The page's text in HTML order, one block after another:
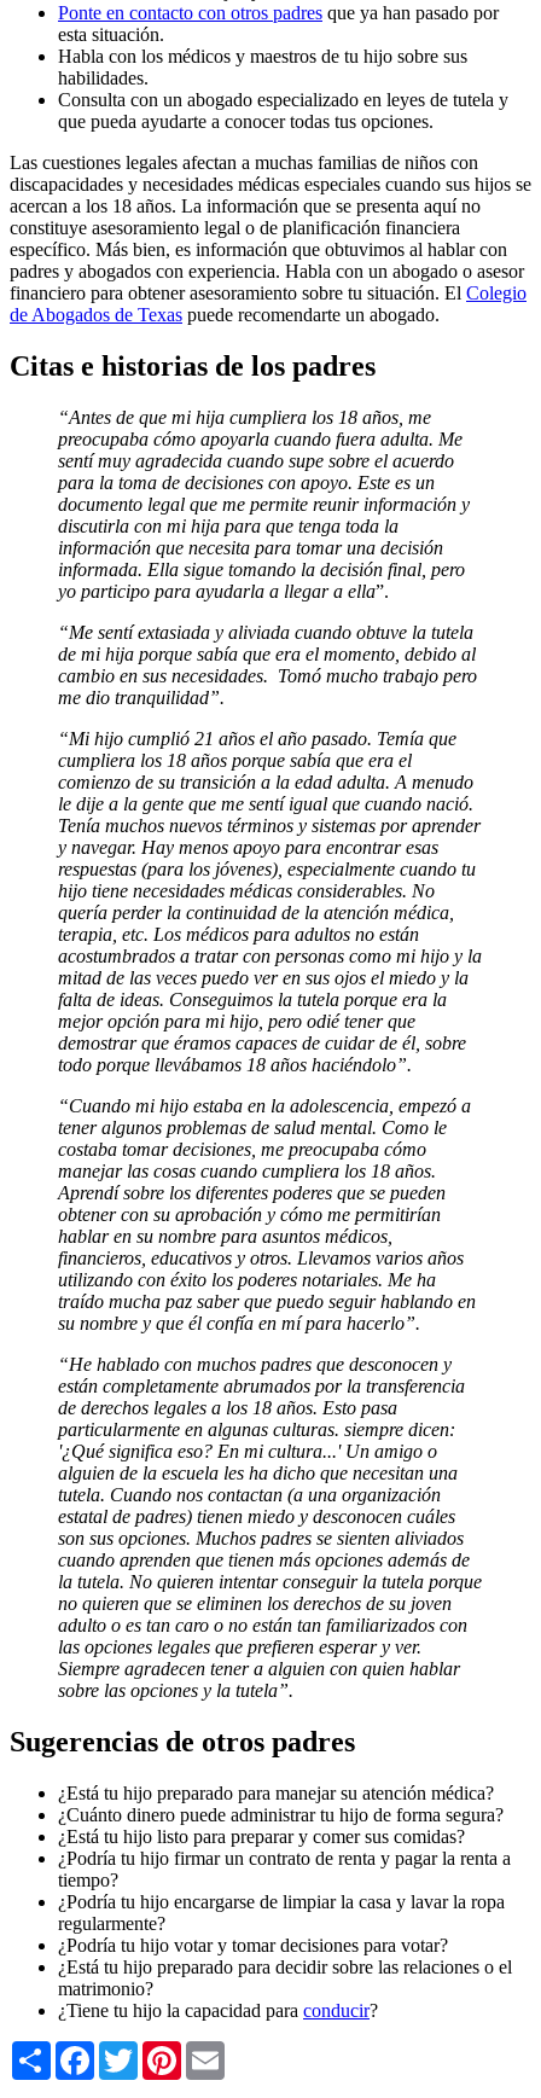
Ponte en contacto con otros padres que ya han pasado por
esta situación.
Habla con los médicos y maestros de tu hijo sobre sus
habilidades.
Consulta con un abogado especializado en leyes de tutela y
que pueda ayudarte a conocer todas tus opciones.
Las cuestiones legales afectan a muchas familias de niños con
discapacidades y necesidades médicas especiales cuando sus hijos se
acercan a los 18 años. La información que se presenta aquí no
constituye asesoramiento legal o de planificación financiera
específico. Más bien, es información que obtuvimos al hablar con
padres y abogados con experiencia. Habla con un abogado o asesor
financiero para obtener asesoramiento sobre tu situación. El Colegio
de Abogados de Texas puede recomendarte un abogado.
Citas e historias de los padres
“Antes de que mi hija cumpliera los 18 años, me
preocupaba cómo apoyarla cuando fuera adulta. Me
sentí muy agradecida cuando supe sobre el acuerdo
para la toma de decisiones con apoyo. Este es un
documento legal que me permite reunir información y
discutirla con mi hija para que tenga toda la
información que necesita para tomar una decisión
informada. Ella sigue tomando la decisión final, pero
yo participo para ayudarla a llegar a ella”.
“Me sentí extasiada y aliviada cuando obtuve la tutela
de mi hija porque sabía que era el momento, debido al
cambio en sus necesidades. Tomó mucho trabajo pero
me dio tranquilidad”.
“Mi hijo cumplió 21 años el año pasado. Temía que
cumpliera los 18 años porque sabía que era el
comienzo de su transición a la edad adulta. A menudo
le dije a la gente que me sentí igual que cuando nació.
Tenía muchos nuevos términos y sistemas por aprender
y navegar. Hay menos apoyo para encontrar esas
respuestas (para los jóvenes), especialmente cuando tu
hijo tiene necesidades médicas considerables. No
quería perder la continuidad de la atención médica,
terapia, etc. Los médicos para adultos no están
acostumbrados a tratar con personas como mi hijo y la
mitad de las veces puedo ver en sus ojos el miedo y la
falta de ideas. Conseguimos la tutela porque era la
mejor opción para mi hijo, pero odié tener que
demostrar que éramos capaces de cuidar de él, sobre
todo porque llevábamos 18 años haciéndolo”.
“Cuando mi hijo estaba en la adolescencia, empezó a
tener algunos problemas de salud mental. Como le
costaba tomar decisiones, me preocupaba cómo
manejar las cosas cuando cumpliera los 18 años.
Aprendí sobre los diferentes poderes que se pueden
obtener con su aprobación y cómo me permitirían
hablar en su nombre para asuntos médicos,
financieros, educativos y otros. Llevamos varios años
utilizando con éxito los poderes notariales. Me ha
traído mucha paz saber que puedo seguir hablando en
su nombre y que él confía en mí para hacerlo”.
“He hablado con muchos padres que desconocen y
están completamente abrumados por la transferencia
de derechos legales a los 18 años. Esto pasa
particularmente en algunas culturas. siempre dicen:
'¿Qué significa eso? En mi cultura...' Un amigo o
alguien de la escuela les ha dicho que necesitan una
tutela. Cuando nos contactan (a una organización
estatal de padres) tienen miedo y desconocen cuáles
son sus opciones. Muchos padres se sienten aliviados
cuando aprenden que tienen más opciones además de
la tutela. No quieren intentar conseguir la tutela porque
no quieren que se eliminen los derechos de su joven
adulto o es tan caro o no están tan familiarizados con
las opciones legales que prefieren esperar y ver.
Siempre agradecen tener a alguien con quien hablar
sobre las opciones y la tutela”.
Sugerencias de otros padres
¿Está tu hijo preparado para manejar su atención médica?
¿Cuánto dinero puede administrar tu hijo de forma segura?
¿Está tu hijo listo para preparar y comer sus comidas?
¿Podría tu hijo firmar un contrato de renta y pagar la renta a
tiempo?
¿Podría tu hijo encargarse de limpiar la casa y lavar la ropa
regularmente?
¿Podría tu hijo votar y tomar decisiones para votar?
¿Está tu hijo preparado para decidir sobre las relaciones o el
matrimonio?
¿Tiene tu hijo la capacidad para conducir?
Share Facebook
TwitterPinterest